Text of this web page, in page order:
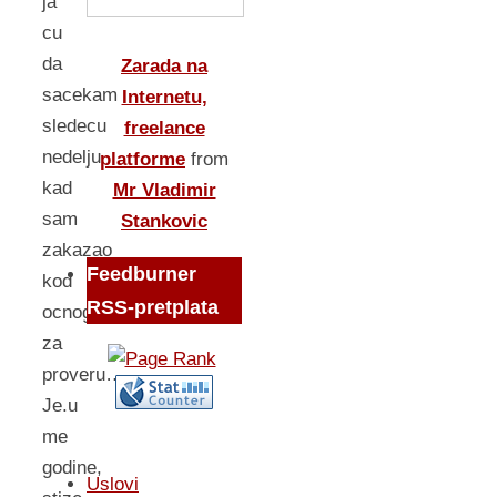
cu
da
sacekam
sledecu
nedelju
kad
sam
zakazao
kod
ocnog
za
proveru…
Je.u
me
godine,
Zarada na
Internetu,
freelance
platforme from
Mr Vladimir
Stankovic
Feedburner
RSS-pretplata
Uslovi